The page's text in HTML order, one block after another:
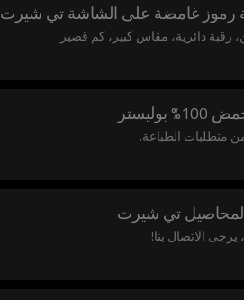
رموز غامضة على الشاشة تي
متطلبات الطباعة.
تي شيرت
الاتصال بنا!